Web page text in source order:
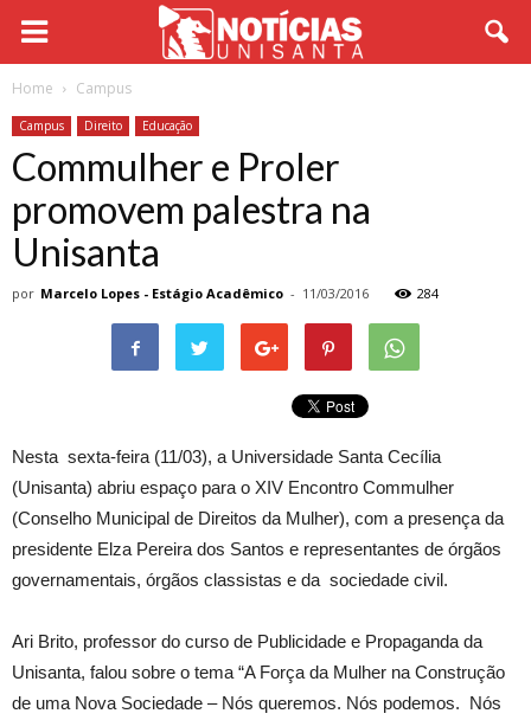
Home Campus
Campus Direito Educação
Commulher e Proler
promovem palestra na
Unisanta
por Marcelo Lopes - Estágio Acadêmico - 11/03/2016 284
Nesta sexta-feira (11/03), a Universidade Santa Cecília
(Unisanta) abriu espaço para o XIV Encontro Commulher
(Conselho Municipal de Direitos da Mulher), com a presença da
presidente Elza Pereira dos Santos e representantes de órgãos
governamentais, órgãos classistas e da sociedade civil.
Ari Brito, professor do curso de Publicidade e Propaganda da
Unisanta, falou sobre o tema “A Força da Mulher na Construção
de uma Nova Sociedade – Nós queremos. Nós podemos. Nós